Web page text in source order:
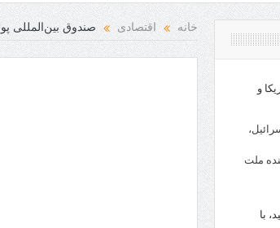
روز کارگر، روز جامعه انسانی فرخنده باد
خانه اقتصادی صندوق بین‌المللی
و
ملت
با